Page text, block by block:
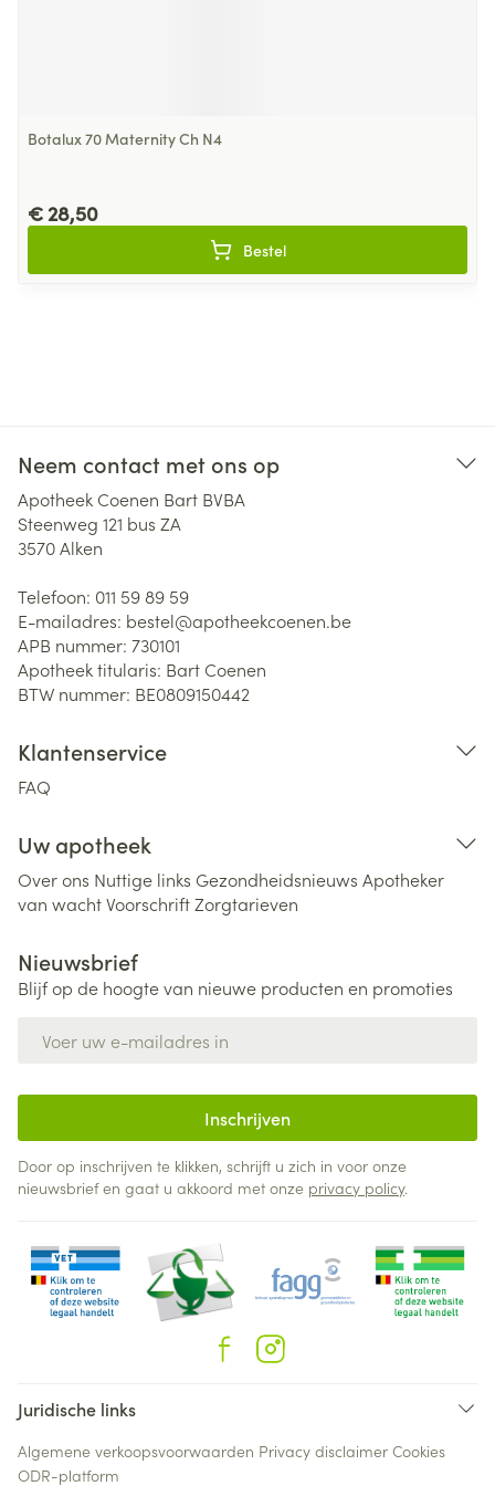
Botalux 70 Maternity Ch N4
€ 28,50
Bestel
Neem contact met ons op
Apotheek Coenen Bart BVBA
Steenweg 121 bus ZA
3570Alken
Telefoon: 011 59 89 59
E-mailadres: bestel@apotheekcoenen.be
APB nummer: 730101
Apotheek titularis: Bart Coenen
BTW nummer: BE0809150442
Klantenservice
FAQ
Uw apotheek
Over ons Nuttige links Gezondheidsnieuws Apotheker
van wachtVoorschriftZorgtarieven
Nieuwsbrief
Blijf op de hoogte van nieuwe producten en promoties
Inschrijven
Door op inschrijven te klikken, schrijft u zich in voor onze
nieuwsbrief en gaat u akkoord met onze privacy policy.
Juridische links
Algemene verkoopsvoorwaarden Privacy disclaimer Cookies
ODR-platform